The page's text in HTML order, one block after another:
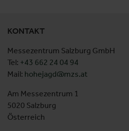
KONTAKT
Messezentrum Salzburg GmbH
Tel: +43 662 24 04 94
Mail: hohejagd@mzs.at
Am Messezentrum 1
5020 Salzburg
Österreich